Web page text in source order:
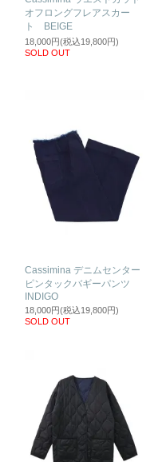
オフロングフレアスカー
ト BEIGE
18,000円(税込19,800円)
SOLD OUT
Cassimina デニムセンター
ピンタックバギーパンツ
INDIGO
18,000円(税込19,800円)
SOLD OUT